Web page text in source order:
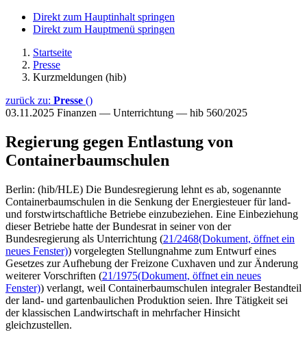
Direkt zum Hauptinhalt springen
Direkt zum Hauptmenü springen
Startseite
Presse
Kurzmeldungen (hib)
zurück zu: Presse ()
03.11.2025 Finanzen — Unterrichtung — hib 560/2025
Regierung gegen Entlastung von
Containerbaumschulen
Berlin: (hib/HLE) Die Bundesregierung lehnt es ab, sogenannte
Containerbaumschulen in die Senkung der Energiesteuer für land-
und forstwirtschaftliche Betriebe einzubeziehen. Eine Einbeziehung
dieser Betriebe hatte der Bundesrat in seiner von der
Bundesregierung als Unterrichtung (21/2468(Dokument, öffnet ein
neues Fenster)) vorgelegten Stellungnahme zum Entwurf eines
Gesetzes zur Aufhebung der Freizone Cuxhaven und zur Änderung
weiterer Vorschriften (21/1975(Dokument, öffnet ein neues
Fenster)) verlangt, weil Containerbaumschulen integraler Bestandteil
der land- und gartenbaulichen Produktion seien. Ihre Tätigkeit sei
der klassischen Landwirtschaft in mehrfacher Hinsicht
gleichzustellen.